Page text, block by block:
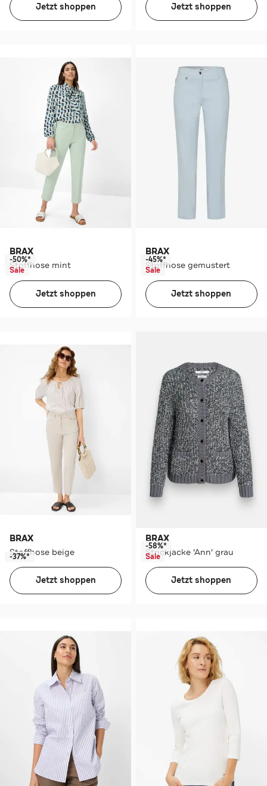
Jetzt shoppen Jetzt shoppen
BRAX
Stoffhose mint
-50%*
Sale
Jetzt shoppen
BRAX
Stoffhose gemustert
-45%*
Sale
Jetzt shoppen
BRAX
Stoffhose beige
-37%*
Jetzt shoppen
BRAX
Strickjacke 'Ann' grau
-58%*
Sale
Jetzt shoppen